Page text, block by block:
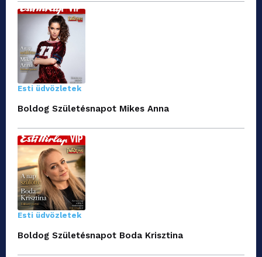
Esti üdvözletek
Boldog Születésnapot Mikes Anna
Esti üdvözletek
Boldog Születésnapot Boda Krisztina